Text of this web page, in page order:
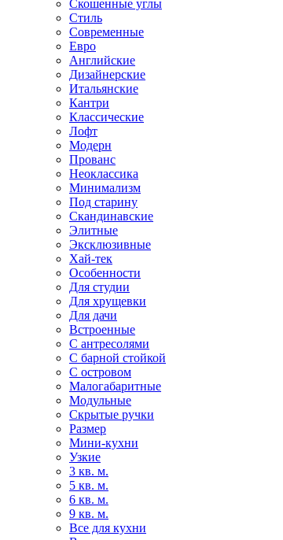
Скошенные углы
Стиль
Современные
Евро
Английские
Дизайнерские
Итальянские
Кантри
Классические
Лофт
Модерн
Прованс
Неоклассика
Минимализм
Под старину
Скандинавские
Элитные
Эксклюзивные
Хай-тек
Особенности
Для студии
Для хрущевки
Для дачи
Встроенные
С антресолями
С барной стойкой
С островом
Малогабаритные
Модульные
Скрытые ручки
Размер
Мини-кухни
Узкие
3 кв. м.
5 кв. м.
6 кв. м.
9 кв. м.
Все для кухни